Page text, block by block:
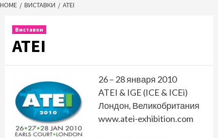
HOME ВИСТАВКИ ATEI
Виставки
ATEI
26 – 28 января 2010
ATEI & IGE (ICE & ICEi)
Лондон, Великобритания
www.atei-exhibition.com